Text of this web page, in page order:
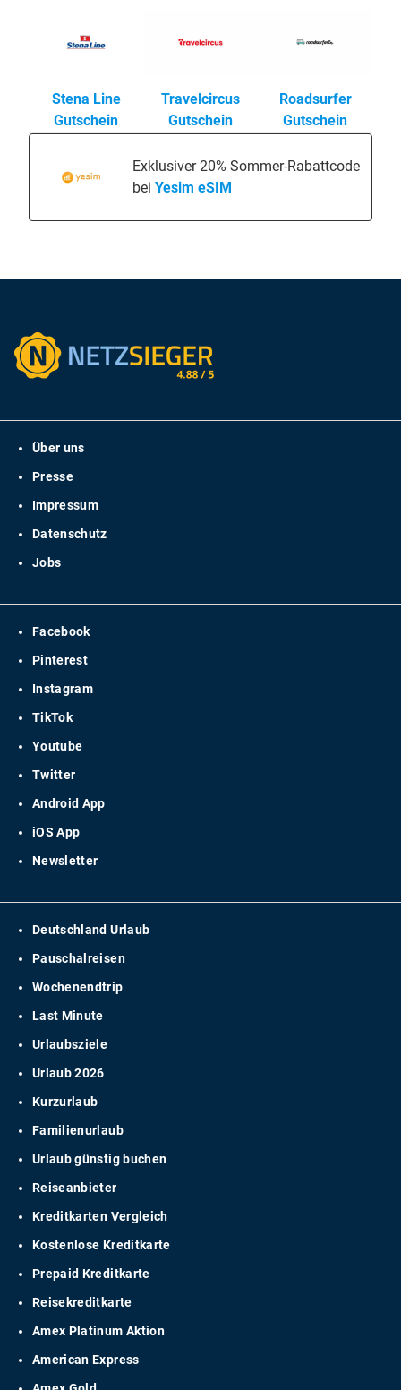
Stena Line
Gutschein
Travelcircus
Gutschein
Roadsurfer
Gutschein
Exklusiver 20% Sommer-Rabattcode
bei Yesim eSIM
Über uns
Presse
Impressum
Datenschutz
Jobs
Facebook
Pinterest
Instagram
TikTok
Youtube
Twitter
Android App
iOS App
Newsletter
Deutschland Urlaub
Pauschalreisen
Wochenendtrip
Last Minute
Urlaubsziele
Urlaub 2026
Kurzurlaub
Familienurlaub
Urlaub günstig buchen
Reiseanbieter
Kreditkarten Vergleich
Kostenlose Kreditkarte
Prepaid Kreditkarte
Reisekreditkarte
Amex Platinum Aktion
American Express